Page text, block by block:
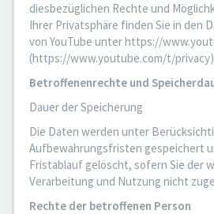
diesbezüglichen Rechte und
Ihrer Privatsphäre finden Sie in den
von YouTube unter https://
(https://www.youtube.com/t/
Betroffenenrechte und
Dauer der Speicherung
Die Daten werden unter
Aufbewahrungsfristen gespeichert
Fristablauf gelöscht, sofern Sie der
Verarbeitung und Nutzung nicht
Rechte der betroffenen Person